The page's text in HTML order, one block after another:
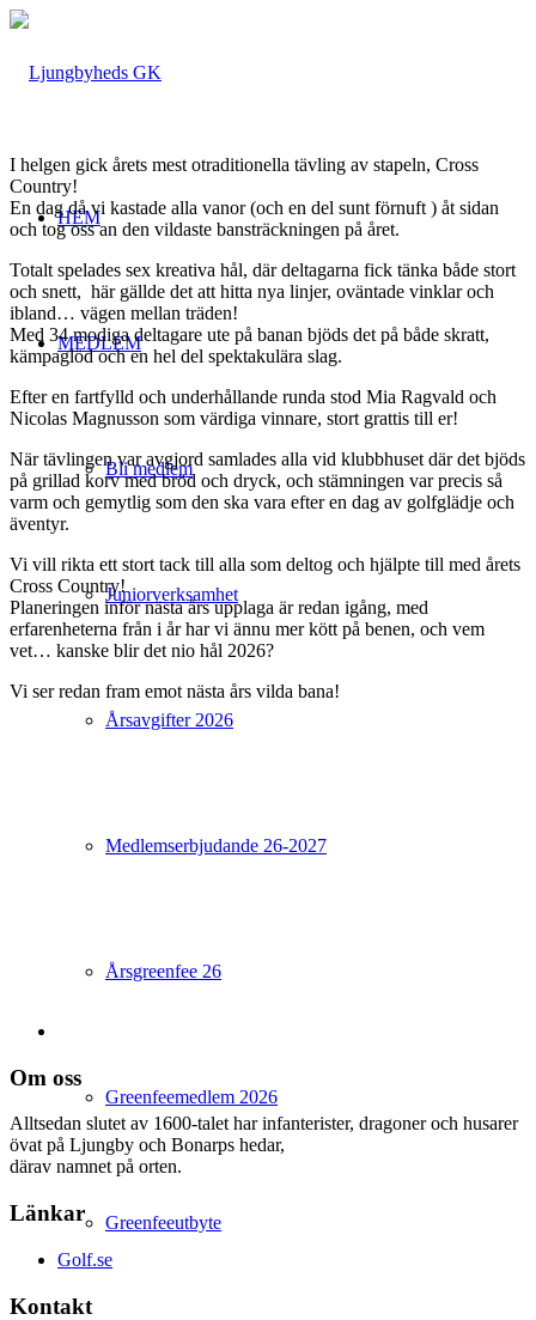
HEM
MEDLEM
Bli medlem
Juniorverksamhet
Årsavgifter 2026
Medlemserbjudande 26-2027
Årsgreenfee 26
Greenfeemedlem 2026
Greenfeeutbyte
I helgen gick årets mest otraditionella tävling av stapeln, Cross
Country!
En dag då vi kastade alla vanor (och en del sunt förnuft ) åt sidan
och tog oss an den vildaste bansträckningen på året.
Totalt spelades sex kreativa hål, där deltagarna fick tänka både stort
och snett, här gällde det att hitta nya linjer, oväntade vinklar och
ibland… vägen mellan träden!
Med 34 modiga deltagare ute på banan bjöds det på både skratt,
kämpaglöd och en hel del spektakulära slag.
Efter en fartfylld och underhållande runda stod Mia Ragvald och
Nicolas Magnusson som värdiga vinnare, stort grattis till er!
När tävlingen var avgjord samlades alla vid klubbhuset där det bjöds
på grillad korv med bröd och dryck, och stämningen var precis så
varm och gemytlig som den ska vara efter en dag av golfglädje och
äventyr.
Vi vill rikta ett stort tack till alla som deltog och hjälpte till med årets
Cross Country!
Planeringen inför nästa års upplaga är redan igång, med
erfarenheterna från i år har vi ännu mer kött på benen, och vem
vet… kanske blir det nio hål 2026?
Vi ser redan fram emot nästa års vilda bana!
Om oss
Alltsedan slutet av 1600-talet har infanterister, dragoner och husarer
övat på Ljungby och Bonarps hedar,
därav namnet på orten.
Länkar
Golf.se
Kontakt